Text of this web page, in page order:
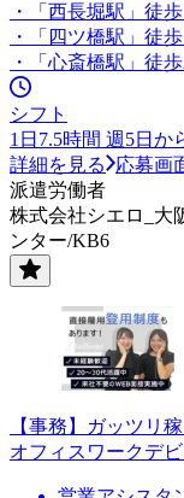
・「西長堀駅」徒
・「四ツ橋駅」徒
・「心斎橋駅」徒
シフト
1日7.5時間 週5日か
詳細を見る
応募画
派遣労働者
株式会社シエロ_大
ンター/KB6
【事務】ガッツリ
オフィスワークデ